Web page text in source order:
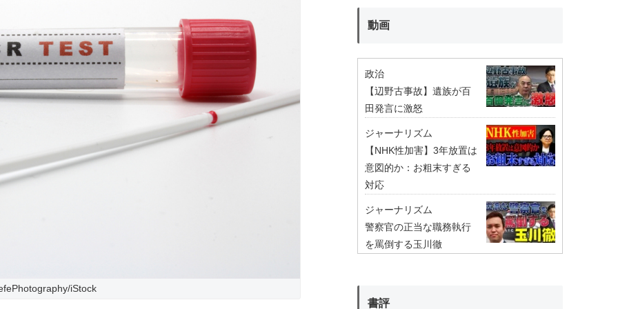
iStock
動画
政治
【辺野古事故】遺族が百
田発言に激怒
ジャーナリズム
【NHK性加害】3年放置は
意図的か：お粗末すぎる
対応
ジャーナリズム
警察官の正当な職務執行
を罵倒する玉川徹
書評